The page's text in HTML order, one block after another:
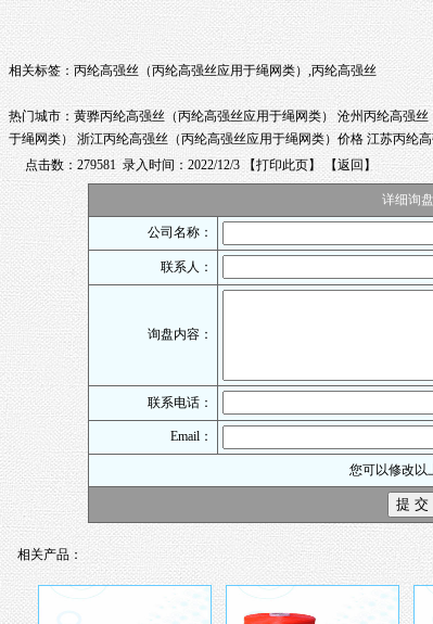
相关标签：丙纶高强丝（丙纶高强丝应用于绳网类）,丙纶高强丝
热门城市： 黄骅丙纶高强丝（丙纶高强丝应用于绳网类） 沧州丙纶高强丝
于绳网类） 浙江丙纶高强丝（丙纶高强丝应用于绳网类）价格 江苏丙纶
点击数：279581 录入时间：2022/12/3 【打印此页】 【返回 】
详细询盘
公司名称：
联系人：
询盘内容：
联系电话：
Email：
您可以修改以
相关产品：